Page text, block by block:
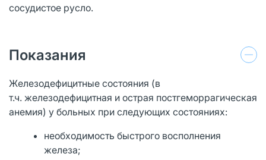
сосудистое русло.
Показания
Железодефицитные состояния (в
т.ч. железодефицитная и острая постгеморрагическая
анемия) у больных при следующих состояниях:
необходимость быстрого восполнения
железа;